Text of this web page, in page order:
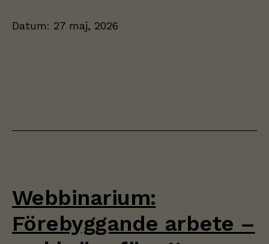
Datum: 27 maj, 2026
Webbinarium:
Förebyggande arbete –